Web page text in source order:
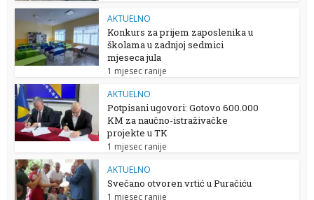
AKTUELNO
Konkurs za prijem zaposlenika u
školama u zadnjoj sedmici
mjeseca jula
1 mjesec ranije
AKTUELNO
Potpisani ugovori: Gotovo 600.000
KM za naučno-istraživačke
projekte u TK
1 mjesec ranije
AKTUELNO
Svečano otvoren vrtić u Puračiću
1 mjesec ranije